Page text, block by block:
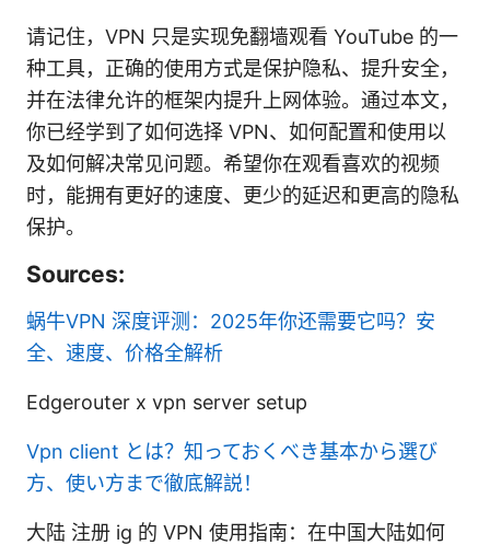
请记住，VPN 只是实现免翻墙观看 YouTube 的一
种工具，正确的使用方式是保护隐私、提升安全，
并在法律允许的框架内提升上网体验。通过本文，
你已经学到了如何选择 VPN、如何配置和使用以
及如何解决常见问题。希望你在观看喜欢的视频
时，能拥有更好的速度、更少的延迟和更高的隐私
保护。
Sources:
蜗牛VPN 深度评测：2025年你还需要它吗？安
全、速度、价格全解析
Edgerouter x vpn server setup
Vpn client とは？知っておくべき基本から選び
方、使い方まで徹底解説！
大陆 注册 ig 的 VPN 使用指南：在中国大陆如何